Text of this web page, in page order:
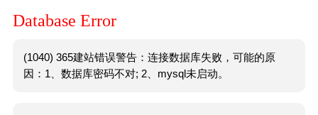
Database Error
(1040) 365建站错误警告：连接数据库失败，可能的原
因：1、数据库密码不对; 2、mysql未启动。